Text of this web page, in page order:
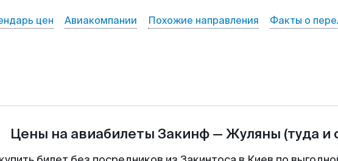
цен Авиакомпании Похожие направления Факты о
Цены на авиабилеты Закинф — Жуляны (туда и